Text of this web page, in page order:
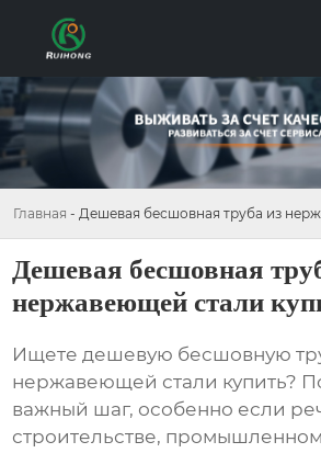
Главная - Дешевая бесшовная труба из
Дешевая бесшовная
нержавеющей стали
Ищетедешевую бесшовную
нержавеющей стали купить?
важный шаг, особенно если
строительстве,